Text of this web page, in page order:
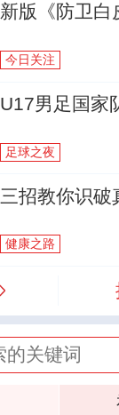
新版《防卫白
今日关注
U17男足国家
足球之夜
三招教你识破
健康之路